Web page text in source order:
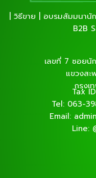
| วิธีขาย | อบรมสัมมนานั
B2B
เลขที่ 7 ซอยนั
แขวงสะ
กรุงเ
Tax
Tel: 063-
Email:
Line: